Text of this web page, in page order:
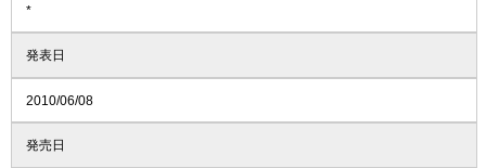
*
発表日
2010/06/08
発売日